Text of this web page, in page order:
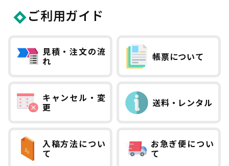
ご利用ガイド
見積・注文の流
れ 帳票について
キャンセル・変
更 送料・レンタル
入稿方法につい
て
お急ぎ便につい
て